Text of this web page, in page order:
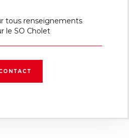
tous renseignements
le SO Cholet